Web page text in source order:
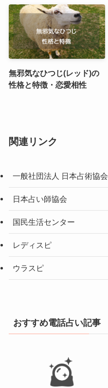
無邪気なひつじ(レッド)の
性格と特徴・恋愛相性
関連リンク
一般社団法人 日本占術協会
日本占い師協会
国民生活センター
レディスピ
ウラスピ
おすすめ電話占い記事